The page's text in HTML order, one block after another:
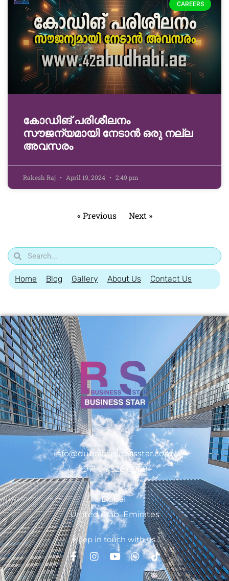
CAREERS
കോഡിങ് പരിശീലനം
സൗജന്യമായി നേടാൻ ഒരു നല്ല
അവസരം
Rakesh Raj April 19, 2024 2:49 pm
« Previous Next »
Home Blog Gallery About Us Contact Us
info@dubaibusinessstar.com
+971 54 328 0969
Dubai
United Arab Emirates
Keep in touch with us.